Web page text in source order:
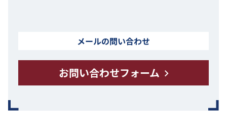
メールの問い合わせ
お問い合わせフォーム